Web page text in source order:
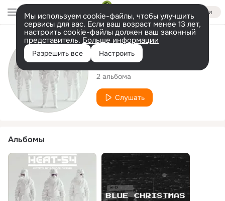
Войти
Мы используем cookie-файлы, чтобы улучшить
сервисы для вас. Если ваш возраст менее 13 лет,
настроить cookie-файлы должен ваш законный
представитель. Больше информации
Разрешить все Настроить
Исполнитель
HEAT-54
2 альбома
Слушать
Альбомы